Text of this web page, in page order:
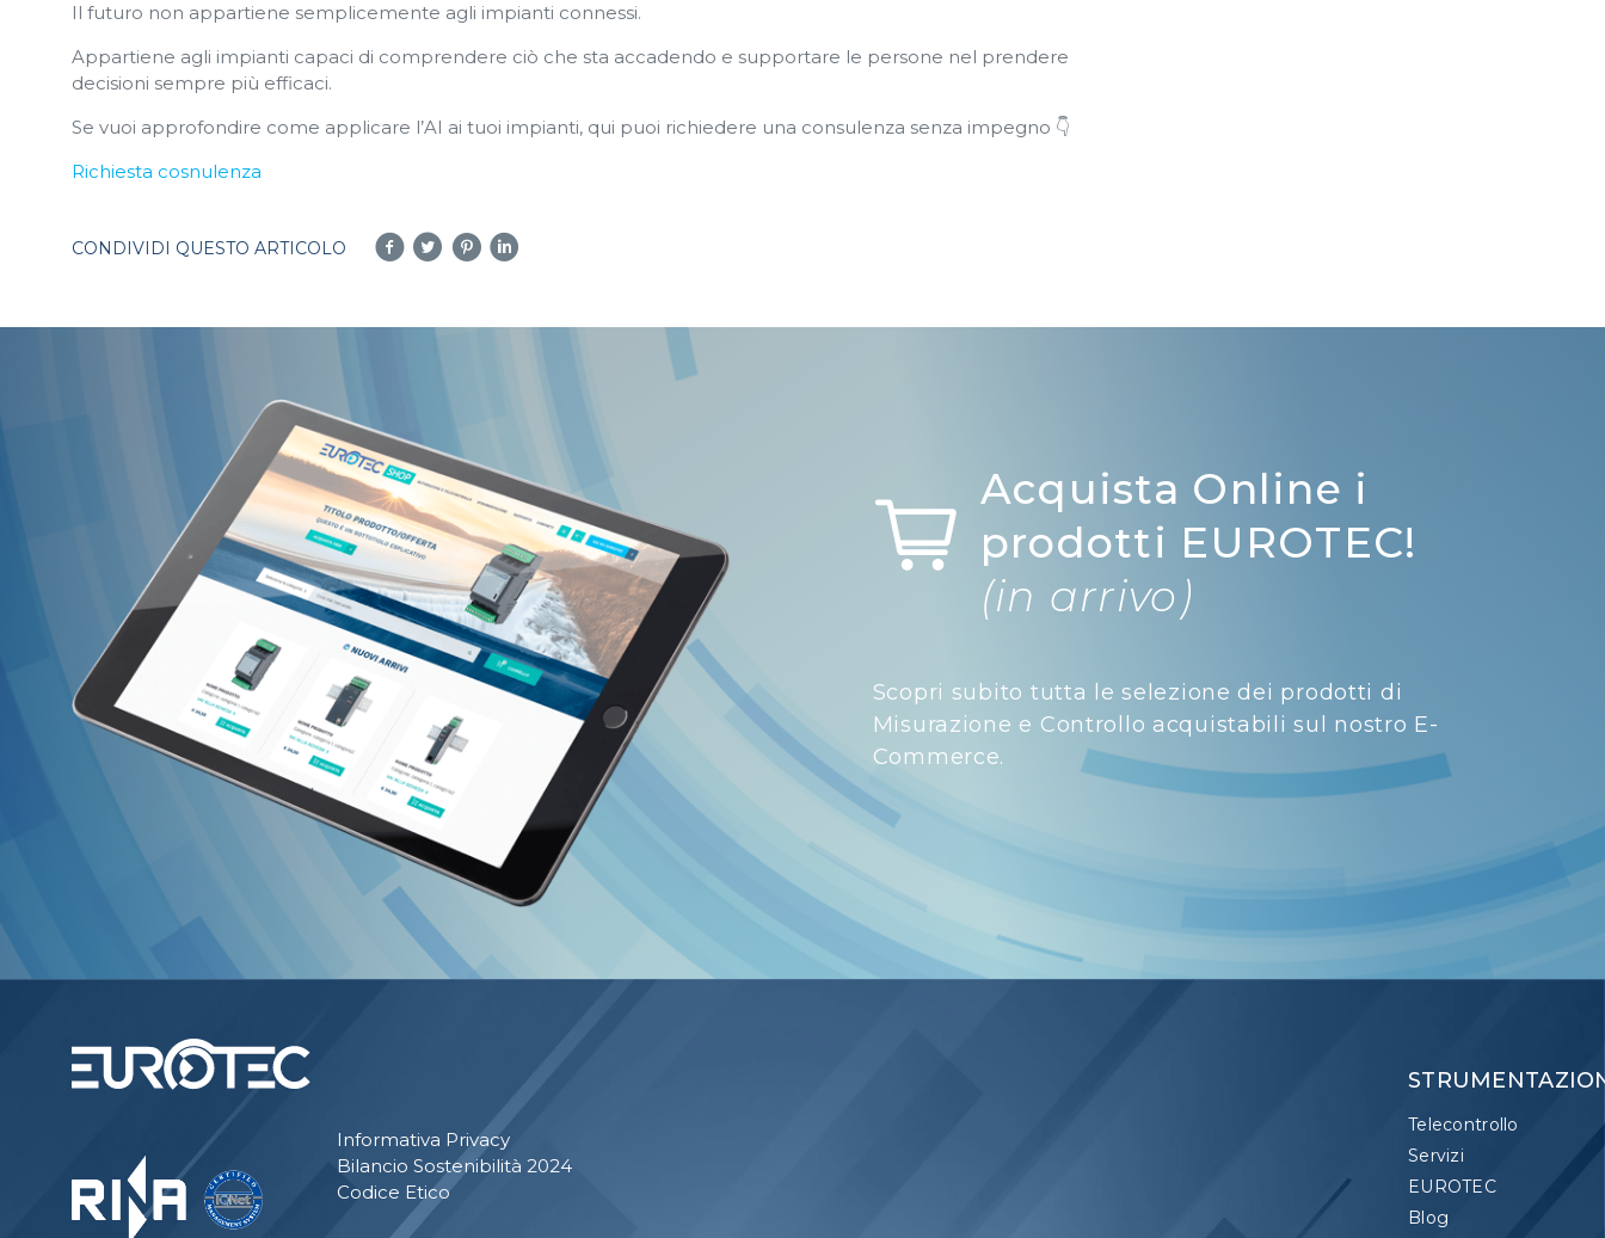
Il futuro non appartiene semplicemente agli impianti connessi.
Appartiene agli impianti capaci di comprendere ciò che sta accadendo e supportare le persone nel prendere
decisioni sempre più efficaci.
Se vuoi approfondire come applicare l’AI ai tuoi impianti, qui puoi richiedere una consulenza senza impegno 👇
Richiesta cosnulenza
CONDIVIDI QUESTO ARTICOLO
Acquista Online i
prodotti EUROTEC!
(in arrivo)
Scopri subito tutta le selezione dei prodotti di
Misurazione e Controllo acquistabili sul nostro E-
Commerce.
Informativa Privacy
Bilancio Sostenibilità 2024
Codice Etico
Telecontrollo
Servizi
EUROTEC
Blog